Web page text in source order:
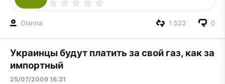
Olanna 0
1 523
Украинцы будут платить за свой газ, как за
импортный
25/07/2009 16:31